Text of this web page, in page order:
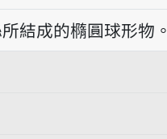
播放音讀kián
結成的橢圓球形物。